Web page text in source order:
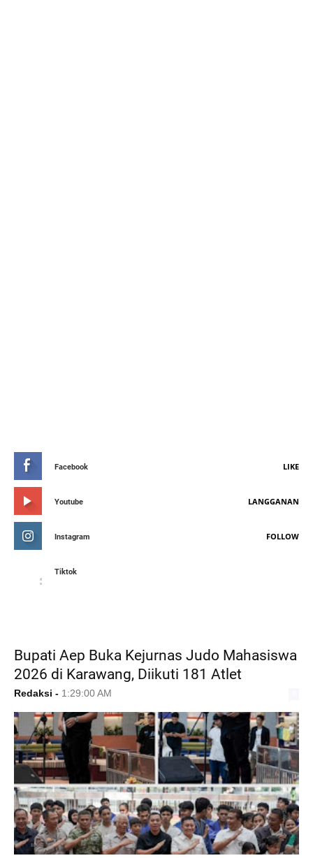
Facebook LIKE
Youtube LANGGANAN
Instagram FOLLOW
Tiktok
Bupati Aep Buka Kejurnas Judo Mahasiswa
2026 di Karawang, Diikuti 181 Atlet
Redaksi - 1:29:00 AM